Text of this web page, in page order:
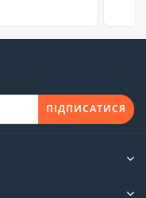
ПІДПИСАТИСЯ